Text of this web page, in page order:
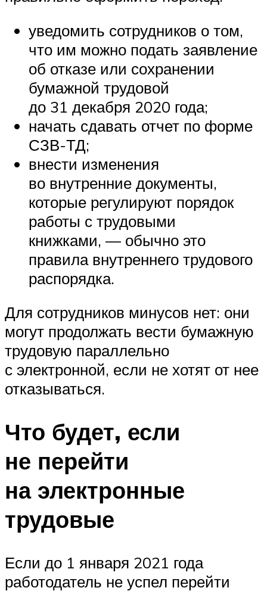
уведомить сотрудников о том,
что им можно подать заявление
об отказе или сохранении
бумажной трудовой
до 31 декабря 2020 года;
начать сдавать отчет по форме
СЗВ-ТД;
внести изменения
во внутренние документы,
которые регулируют порядок
работы с трудовыми
книжками, — обычно это
правила внутреннего трудового
распорядка.
Для сотрудников минусов нет: они
могут продолжать вести бумажную
трудовую параллельно
с электронной, если не хотят от нее
отказываться.
Что будет, если
не перейти
на электронные
трудовые
Если до 1 января 2021 года
работодатель не успел перейти